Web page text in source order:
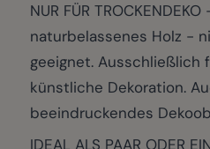
NUR FÜR
naturbelassenes Holz -
geeignet.
künstliche Dekoration.
beeindruckendes
IDEAL ALS PAAR ODER